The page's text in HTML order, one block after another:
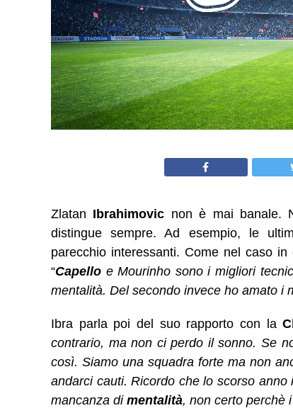
Zlatan Ibrahimovic non è mai banale.
distingue sempre. Ad esempio, le
parecchio interessanti. Come nel caso
“Capello e Mourinho sono i migliori
mentalità. Del secondo invece ho amato i
Ibra parla poi del suo rapporto con la
contrario, ma non ci perdo il sonno. Se
così. Siamo una squadra forte ma non
andarci cauti. Ricordo che lo scorso
mancanza di mentalità, non certo perchè